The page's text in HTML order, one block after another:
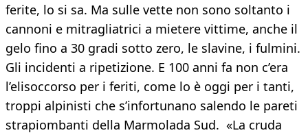
ferite, lo si sa. Ma sulle vette non sono soltanto i
cannoni e mitragliatrici a mietere vittime, anche il
gelo fino a 30 gradi sotto zero, le slavine, i fulmini.
Gli incidenti a ripetizione. E 100 anni fa non c’era
l’elisoccorso per i feriti, come lo è oggi per i tanti,
troppi alpinisti che s’infortunano salendo le pareti
strapiombanti della Marmolada Sud. «La cruda